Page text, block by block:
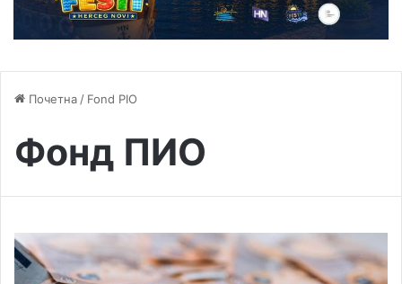
Почетна / Fond PIO
Фонд ПИО